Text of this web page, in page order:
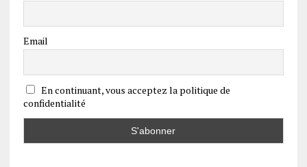
Email
En continuant, vous acceptez la politique de
confidentialité